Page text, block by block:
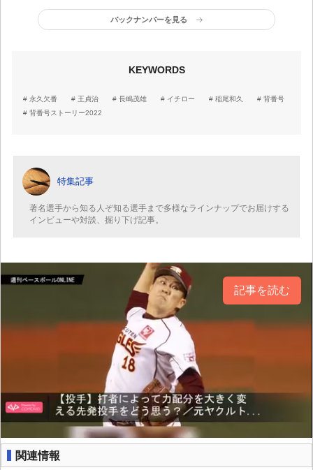
さん流に言えば、念ずれ
ば花開くですね」
バックナンバーを見る
KEYWORDS
永久欠番 王貞治 長嶋茂雄 イチロー 稲尾和久
背番号
背番号ストーリー2022
特集記事
著名選手から知る人ぞ知る選手まで多様なラインナップでお届けする
インビューや対談、掘り下げ記事。
記事を読む
関連情報